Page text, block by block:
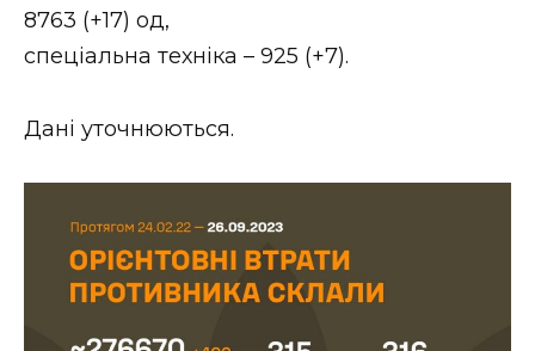
ВІДЕО
8763 (+17) од,
спеціальна техніка – 925 (+7).
Дані уточнюються.